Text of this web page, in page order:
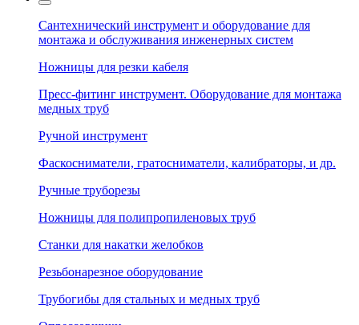
Сантехнический инструмент и оборудование для
монтажа и обслуживания инженерных систем
Ножницы для резки кабеля
Пресс-фитинг инструмент. Оборудование для монтажа
медных труб
Ручной инструмент
Фаскосниматели, гратосниматели, калибраторы, и др.
Ручные труборезы
Ножницы для полипропиленовых труб
Станки для накатки желобков
Резьбонарезное оборудование
Трубогибы для стальных и медных труб